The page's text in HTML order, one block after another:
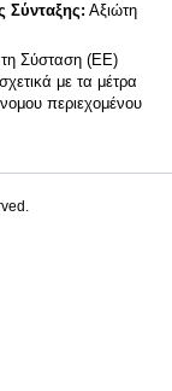
Σύνταξης: Αξιώτη
τη Σύσταση (ΕΕ)
με τα μέτρα
περιεχομένου